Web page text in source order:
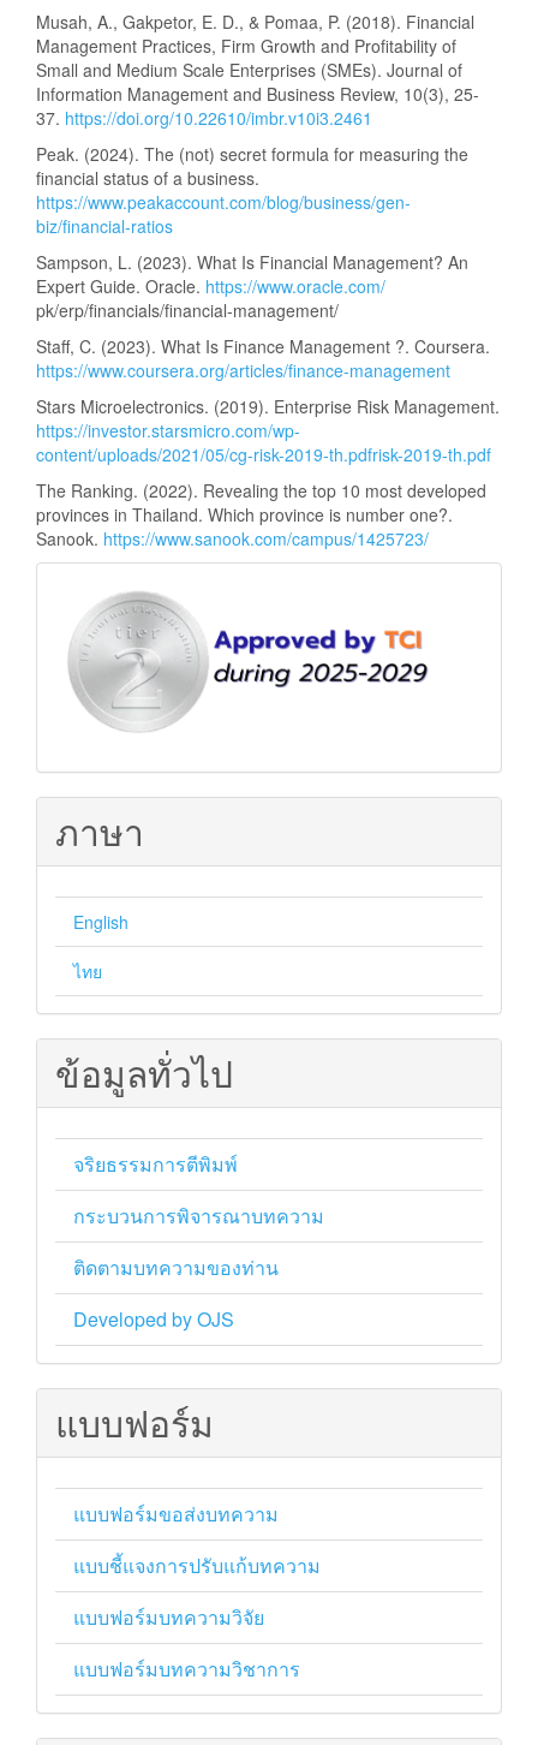
Musah, A., Gakpetor, E. D., & Pomaa, P. (2018). Financial
Management Practices, Firm Growth and Profitability of
Small and Medium Scale Enterprises (SMEs). Journal of
Information Management and Business Review, 10(3), 25-
37. https://doi.org/10.22610/imbr.v10i3.2461
Peak. (2024). The (not) secret formula for measuring the
financial status of a business.
https://www.peakaccount.com/blog/business/gen-
biz/financial-ratios
Sampson, L. (2023). What Is Financial Management? An
Expert Guide. Oracle. https://www.oracle.com/
pk/erp/financials/financial-management/
Staff, C. (2023). What Is Finance Management ?. Coursera.
https://www.coursera.org/articles/finance-management
Stars Microelectronics. (2019). Enterprise Risk Management.
https://investor.starsmicro.com/wp-
content/uploads/2021/05/cg-risk-2019-th.pdfrisk-2019-th.pdf
The Ranking. (2022). Revealing the top 10 most developed
provinces in Thailand. Which province is number one?.
Sanook. https://www.sanook.com/campus/1425723/
ฐาน
ข้อมูล
TCI
ภาษา
English
ไทย
ข้อมูลทั่วไป
จริยธรรมการตีพิมพ์
กระบวนการพิจารณาบทความ
ติดตามบทความของท่าน
Developed by OJS
แบบฟอร์ม
แบบฟอร์มขอส่งบทความ
แบบชี้แจงการปรับแก้บทความ
แบบฟอร์มบทความวิจัย
แบบฟอร์มบทความวิชาการ